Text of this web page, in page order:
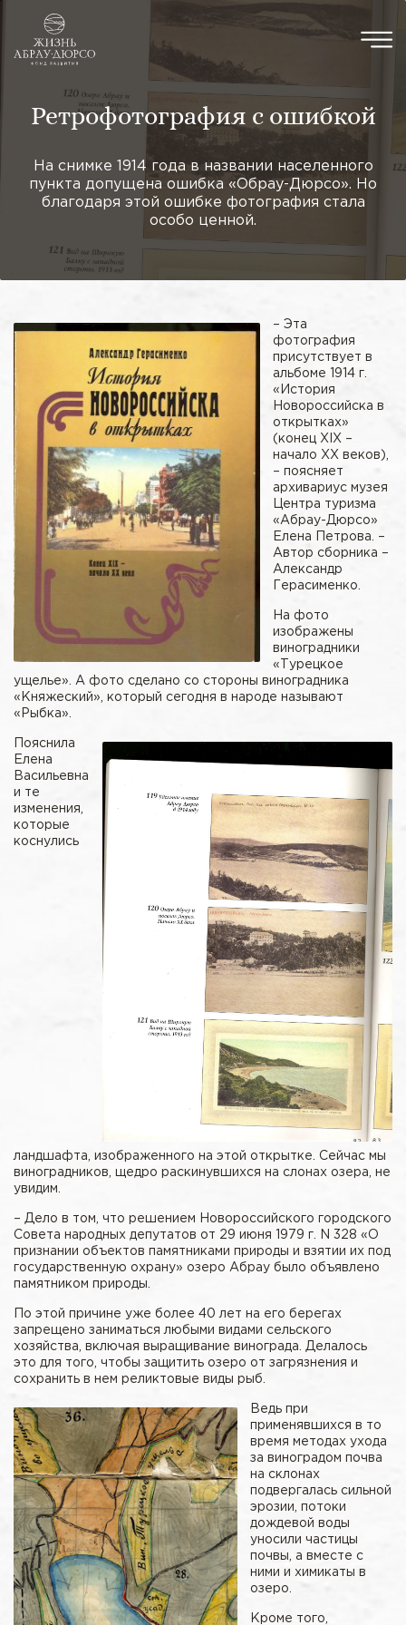
Ретрофотография с ошибкой
На снимке 1914 года в названии населенного
пункта допущена ошибка «Обрау-Дюрсо». Но
благодаря этой ошибке фотография стала
особо ценной.
– Эта
фотография
присутствует в
альбоме 1914 г.
«История
Новороссийска в
открытках»
(конец ХIХ –
начало ХХ веков),
– поясняет
архивариус музея
Центра туризма
«Абрау-Дюрсо»
Елена Петрова. –
Автор сборника –
Александр
Герасименко.
На фото
изображены
виноградники
«Турецкое
ущелье». А фото сделано со стороны виноградника
«Княжеский», который сегодня в народе называют
«Рыбка».
Пояснила
Елена
Васильевна
и те
изменения,
которые
коснулись
ландшафта, изображенного на этой открытке. Сейчас мы
виноградников, щедро раскинувшихся на слонах озера, не
увидим.
– Дело в том, что решением Новороссийского городского
Совета народных депутатов от 29 июня 1979 г. N 328 «О
признании объектов памятниками природы и взятии их под
государственную охрану» озеро Абрау было объявлено
памятником природы.
По этой причине уже более 40 лет на его берегах
запрещено заниматься любыми видами сельского
хозяйства, включая выращивание винограда. Делалось
это для того, чтобы защитить озеро от загрязнения и
сохранить в нем реликтовые виды рыб.
Ведь при
применявшихся в то
время методах ухода
за виноградом почва
на склонах
подвергалась сильной
эрозии, потоки
дождевой воды
уносили частицы
почвы, а вместе с
ними и химикаты в
озеро.
Кроме того,